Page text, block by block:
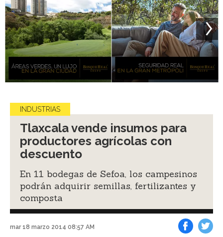
INDUSTRIAS
Tlaxcala vende insumos para
productores agrícolas con
descuento
En 11 bodegas de Sefoa, los campesinos
podrán adquirir semillas, fertilizantes y
composta
mar 18 marzo 2014 08:57 AM